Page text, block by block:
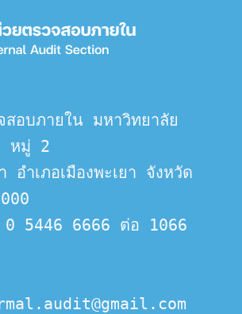
สอบภายใน มหาวิทยาลัย
หมู่ 2
อำเภอเมืองพะเยา จังหวัด
5446 6666 ต่อ 1066